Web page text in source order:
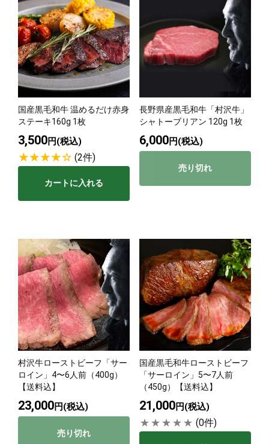
国産黒毛和牛 温めるだけ赤身
ステーキ160g 1枚
3,500円(税込)
(2件)
カートに入れる
長野県産黒毛和牛「村沢牛」
シャトーブリアン 120g 1枚
6,000円(税込)
売り切れ
村沢牛ローストビーフ「サー
ロイン」4〜6人前（400g）
【送料込】
23,000円(税込)
売り切れ
国産黒毛和牛ローストビーフ
「サーロイン」5〜7人前
（450g）【送料込】
21,000円(税込)
(0件)